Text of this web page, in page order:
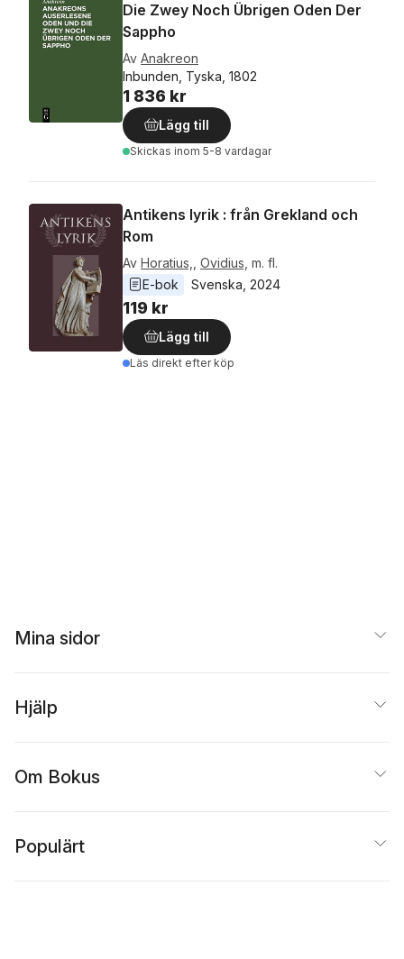
Die Zwey Noch Übrigen Oden Der
Sappho
Av Anakreon
Inbunden, Tyska, 1802
1 836 kr
Lägg till
Skickas inom 5-8 vardagar
Antikens lyrik : från Grekland och
Rom
Av Horatius, Ovidius, m. fl.
E-bok
Svenska 2024
119 kr
Lägg till
Läs direkt efter köp
Mina sidor
Hjälp
Om Bokus
Populärt